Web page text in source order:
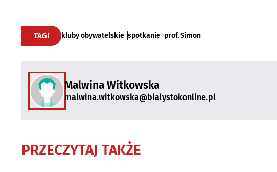
TAGI kluby obywatelskie spotkanie prof. Simon
Malwina Witkowska
malwina.witkowska@bialystokonline.pl
PRZECZYTAJ TAKŻE